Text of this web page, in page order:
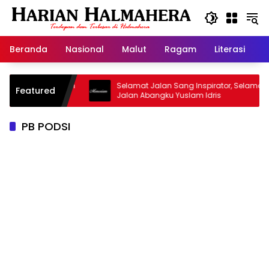
Langsung
Beranda
Nasional Malut Ragam Literasi
Featured
Warisan
Selamat Jalan Sang Inspirator, Selamat
Jalan Abangku Yuslam Idris
PB PODSI